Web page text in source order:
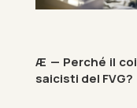
Æ — Perché il
sa­icisti del FVG?